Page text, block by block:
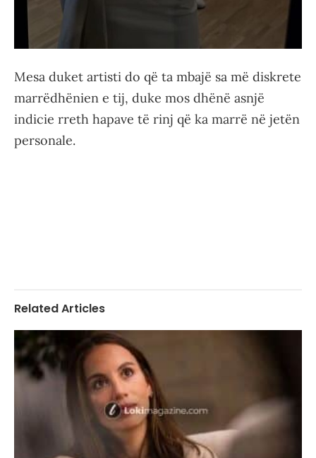
Mesa duket artisti do që ta mbajë sa më diskrete
marrëdhënien e tij, duke mos dhënë asnjë
indicie rreth hapave të rinj që ka marrë në jetën
personale.
Related Articles